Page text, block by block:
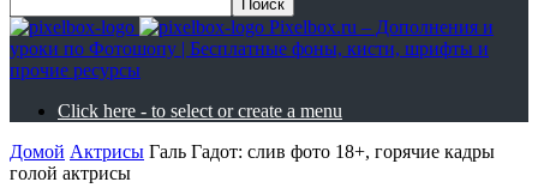
Pixelbox.ru – Дополнения и
уроки по Фотошопу | Бесплатные фоны, кисти, шрифты и
прочие ресурсы
Click here - to select or create a menu
Домой Актрисы Галь Гадот: слив фото 18+, горячие кадры
голой актрисы